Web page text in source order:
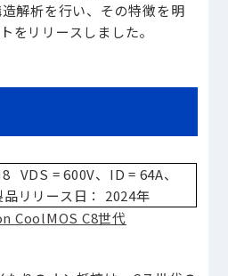
解析を行い、その特徴を明
をリリースしました。
VDS = 600V、ID = 64A、
リリース日： 2024年
CoolMOS C8世代